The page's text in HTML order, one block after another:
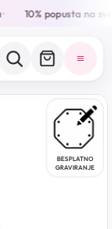
10% popusta na
BESPLATNO
GRAVIRANJE